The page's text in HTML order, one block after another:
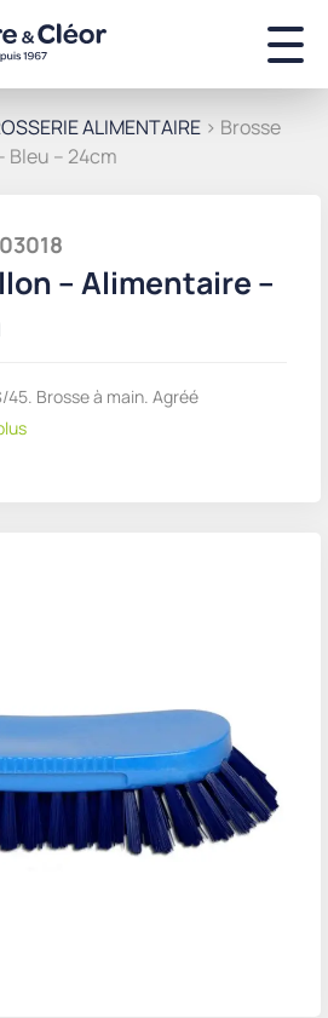
ALIMENTAIRE > Brosse
Bleu – 24cm
– Alimentaire –
45. Brosse à main. Agréé